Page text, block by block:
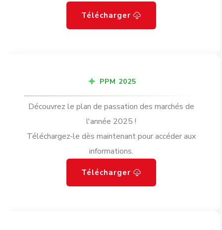
Télécharger
PPM 2025
Découvrez le plan de passation des marchés de
l'année 2025 !
Téléchargez-le dès maintenant pour accéder aux
informations.
Télécharger